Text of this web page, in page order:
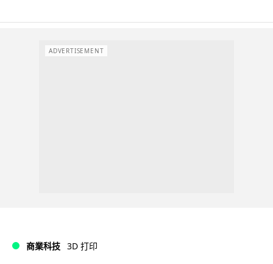
ADVERTISEMENT
商業科技 3D 打印